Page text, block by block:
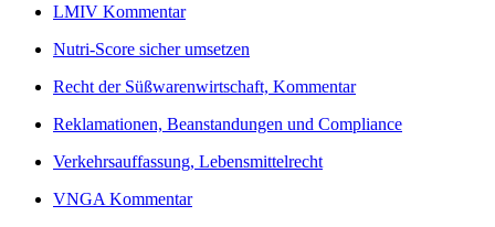
LMIV Kommentar
Nutri-Score sicher umsetzen
Recht der Süßwarenwirtschaft, Kommentar
Reklamationen, Beanstandungen und Compliance
Verkehrsauffassung, Lebensmittelrecht
VNGA Kommentar